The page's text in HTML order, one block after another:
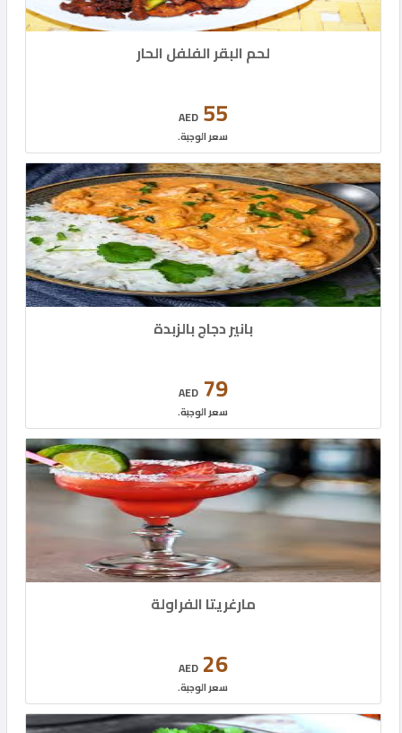
لحم البقر الفلفل الحار
55
AED
سعر الوجبة.
بانير دجاج بالزبدة
79
AED
سعر الوجبة.
مارغريتا الفراولة
26
AED
سعر الوجبة.